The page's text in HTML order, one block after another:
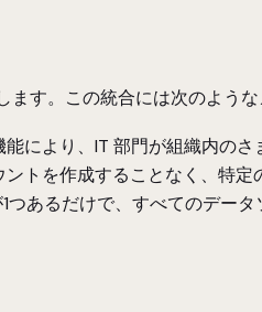
す。この統合には次のような
により、IT 部門が組織内の
トを作成することなく、特定
あるだけで、すべてのデータ